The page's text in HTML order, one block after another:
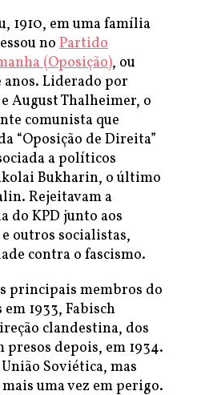
1910, em uma família
no Partido
(Oposição), ou
anos. Liderado por
August Thalheimer, o
comunista que
“Oposição de Direita”
a políticos
Bukharin, o último
Rejeitavam a
do KPD junto aos
outros socialistas,
contra o fascismo.
principais membros do
1933, Fabisch
clandestina, dos
depois, em 1934.
Soviética, mas
uma vez em perigo.